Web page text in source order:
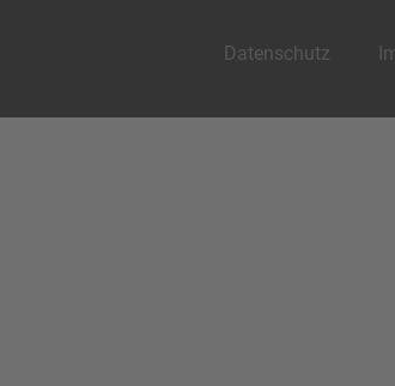
Datenschutz